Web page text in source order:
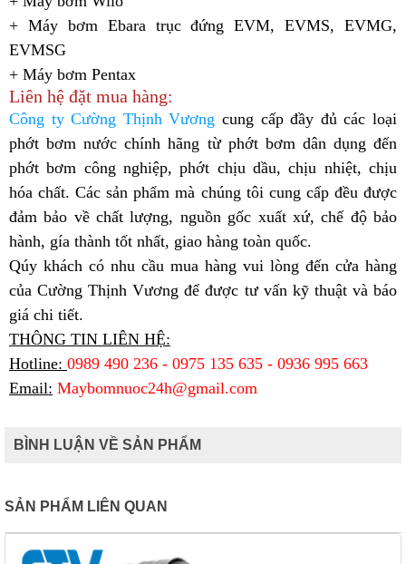
+ Máy bơm Ebara trục đứng EVM, EVMS, EVMG,
EVMSG
+ Máy bơm Pentax
Liên hệ đặt mua hàng:
Công ty Cường Thịnh Vương cung cấp đầy đủ các loại
phớt bơm nước chính hãng từ phớt bơm dân dụng đến
phớt bơm công nghiệp, phớt chịu dầu, chịu nhiệt, chịu
hóa chất. Các sản phẩm mà chúng tôi cung cấp đều được
đảm bảo về chất lượng, nguồn gốc xuất xứ, chế độ bảo
hành, gía thành tốt nhất, giao hàng toàn quốc.
Qúy khách có nhu cầu mua hàng vui lòng đến cửa hàng
củaCường Thịnh Vươngđể được tư vấn kỹ thuật và báo
giá chi tiết.
THÔNG TIN LIÊN HỆ:
Hotline: 0989 490 236 - 0975 135 635 - 0936 995 663
Email: Maybomnuoc24h@gmail.com
BÌNH LUẬN VỀ SẢN PHẨM
SẢN PHẨM LIÊN QUAN